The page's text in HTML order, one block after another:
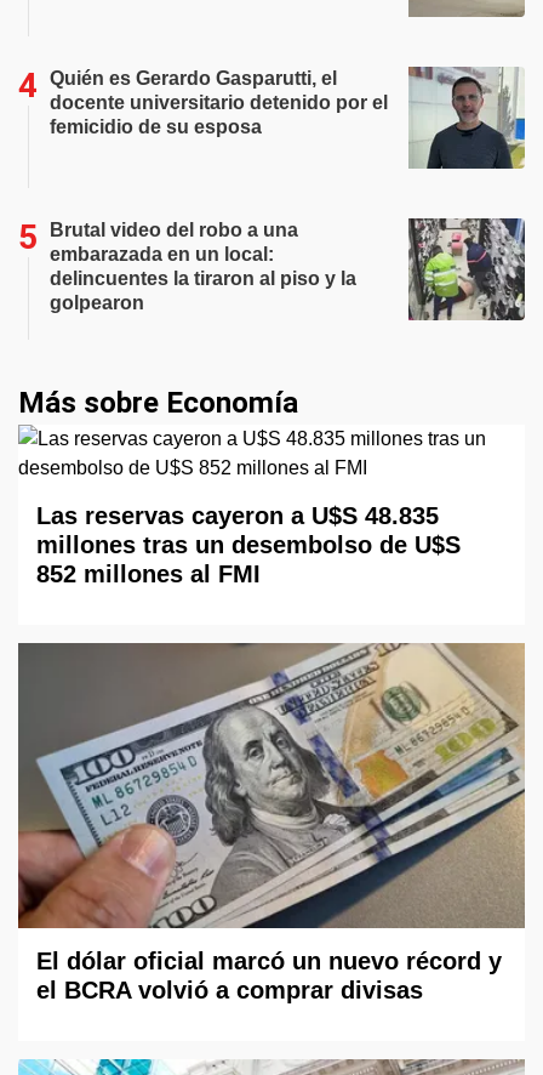
Quién es Gerardo Gasparutti, el
docente universitario detenido por el
femicidio de su esposa
Brutal video del robo a una
embarazada en un local:
delincuentes la tiraron al piso y la
golpearon
Más sobre Economía
Las reservas cayeron a U$S 48.835
millones tras un desembolso de U$S
852 millones al FMI
El dólar oficial marcó un nuevo récord y
el BCRA volvió a comprar divisas